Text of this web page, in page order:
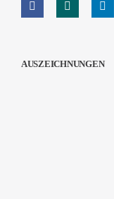
AUSZEICHNUNGEN